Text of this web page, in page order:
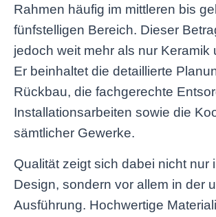
Rahmen häufig im mittleren bis
fünfstelligen Bereich. Dieser
jedoch weit mehr als nur Keramik
Er beinhaltet die detaillierte
Rückbau, die fachgerechte
Installationsarbeiten sowie die
sämtlicher Gewerke.
Qualität zeigt sich dabei nicht nur
Design, sondern vor allem in der
Ausführung. Hochwertige